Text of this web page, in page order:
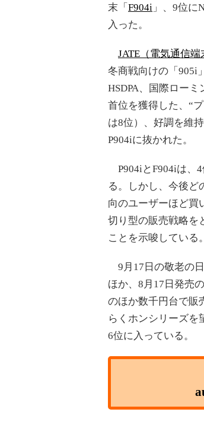
末「 F904i 」、9位に
入った。
JATE（電気通信
冬商戦向けの「905i
HSDPA、国際ロー
首位を獲得した、“
は8位）、好調を維
P904iに抜かれた。
P904iとF904iは、
る。しかし、今後ど
向のユーザーほど買
切り型の販売戦略を
ことを示唆している。
9月17日の敬老の
ほか、8月17日発売の
のほか数千円台で販
らくホンシリーズ
6位に入っている。